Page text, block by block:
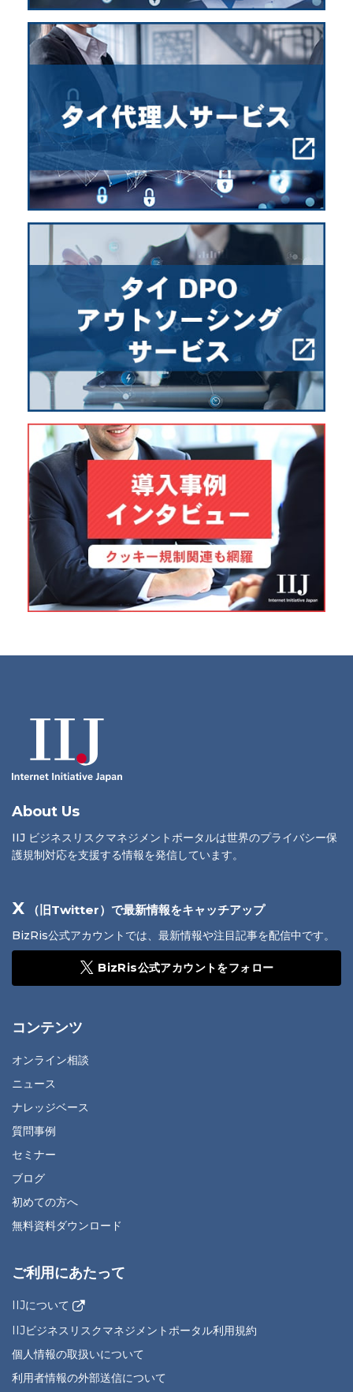
About Us
IIJ ビジネスリスクマネジメントポータルは世界のプライバシー保
護規制対応を支援する情報を発信しています。
X （旧Twitter）で最新情報をキャッチアップ
BizRis公式アカウントでは、最新情報や注目記事を配信中です。
BizRis公式アカウントをフォロー
コンテンツ
オンライン相談
ニュース
ナレッジベース
質問事例
セミナー
ブログ
初めての方へ
無料資料ダウンロード
ご利用にあたって
IIJについて
IIJビジネスリスクマネジメントポータル利用規約
個人情報の取扱いについて
利用者情報の外部送信について